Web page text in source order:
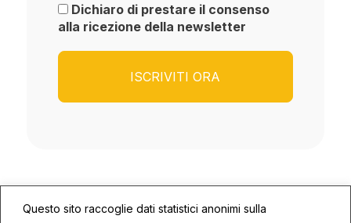
Questo sito raccoglie dati statistici anonimi sulla
Dichiaro di prestare il consenso
alla ricezione della newsletter